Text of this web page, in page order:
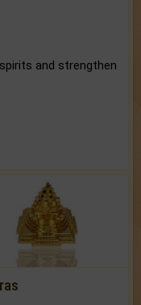
and strengthen